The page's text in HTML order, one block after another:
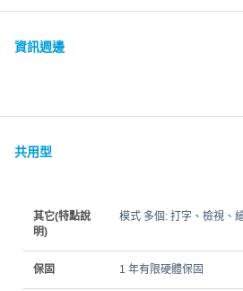
資訊週邊
共用型
其它(特點說
明)
模式 多個: 打字、檢視、
保固 1 年有限硬體保固